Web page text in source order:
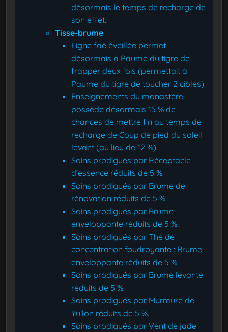
désormais le temps de recharge de
son effet.
Tisse-brume
Ligne faë éveillée permet
désormais à Paume du tigre de
frapper deux fois (permettait à
Paume du tigre de toucher 2 cibles).
Enseignements du monastère
possède désormais 15 % de
chances de mettre fin au temps de
recharge de Coup de pied du soleil
levant (au lieu de 12 %).
Soins prodigués par Réceptacle
d’essence réduits de 5 %.
Soins prodigués par Brume de
rénovation réduits de 5 %.
Soins prodigués par Brume
enveloppante réduits de 5 %.
Soins prodigués par Thé de
concentration foudroyante : Brume
enveloppante réduits de 5 %.
Soins prodigués par Brume levante
réduits de 5 %.
Soins prodigués par Murmure de
Yu’lon réduits de 5 %.
Soins prodigués par Vent de jade